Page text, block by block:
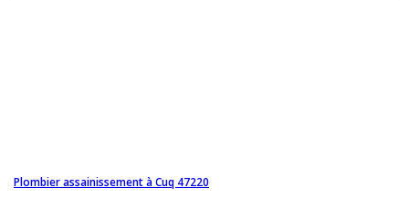
Plombier assainissement à Cuq 47220